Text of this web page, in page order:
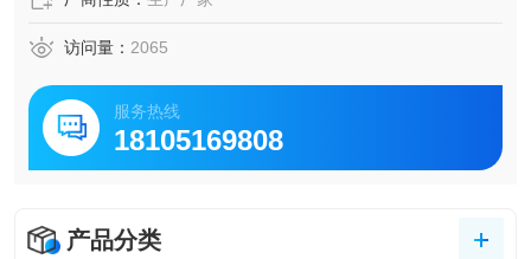
访问量： 2065
服务热线
18105169808
产品分类